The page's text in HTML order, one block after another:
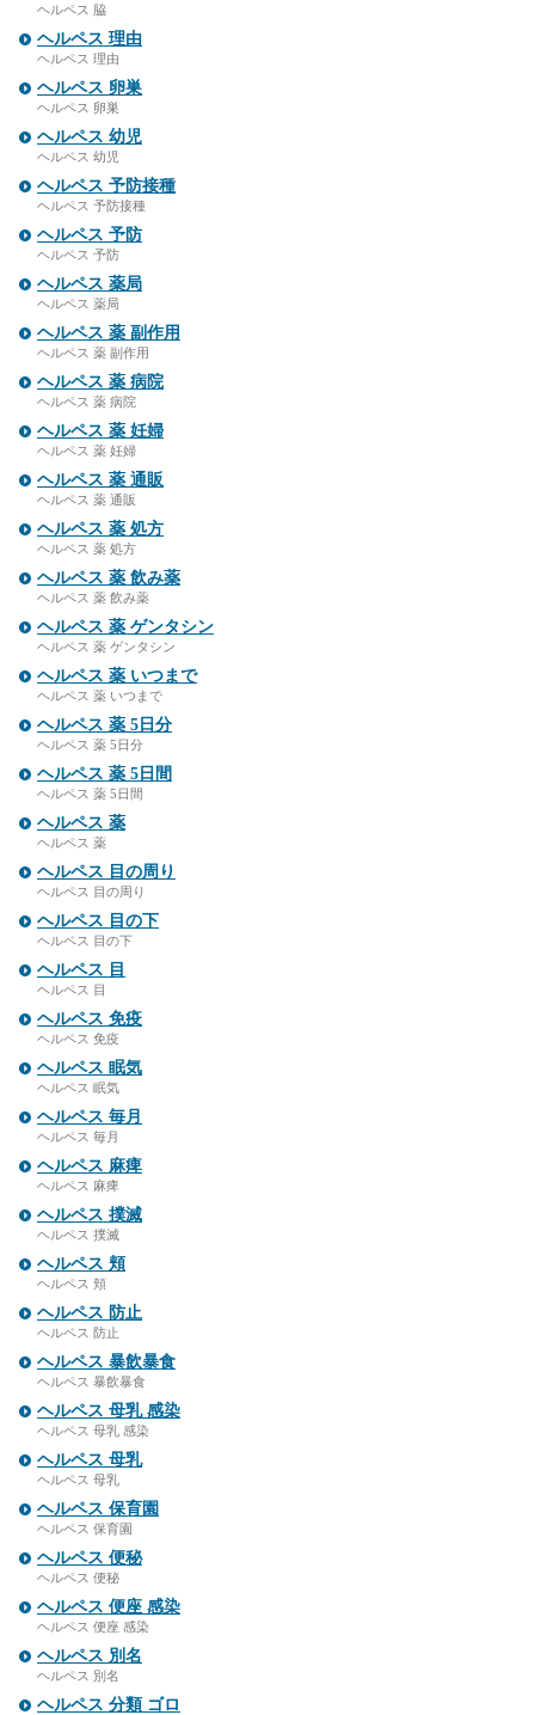
ヘルペス 脇
ヘルペス 理由
ヘルペス 理由
ヘルペス 卵巣
ヘルペス 卵巣
ヘルペス 幼児
ヘルペス 幼児
ヘルペス 予防接種
ヘルペス 予防接種
ヘルペス 予防
ヘルペス 予防
ヘルペス 薬局
ヘルペス 薬局
ヘルペス 薬 副作用
ヘルペス 薬 副作用
ヘルペス 薬 病院
ヘルペス 薬 病院
ヘルペス 薬 妊婦
ヘルペス 薬 妊婦
ヘルペス 薬 通販
ヘルペス 薬 通販
ヘルペス 薬 処方
ヘルペス 薬 処方
ヘルペス 薬 飲み薬
ヘルペス 薬 飲み薬
ヘルペス 薬 ゲンタシン
ヘルペス 薬 ゲンタシン
ヘルペス 薬 いつまで
ヘルペス 薬 いつまで
ヘルペス 薬 5日分
ヘルペス 薬 5日分
ヘルペス 薬 5日間
ヘルペス 薬 5日間
ヘルペス 薬
ヘルペス 薬
ヘルペス 目の周り
ヘルペス 目の周り
ヘルペス 目の下
ヘルペス 目の下
ヘルペス 目
ヘルペス 目
ヘルペス 免疫
ヘルペス 免疫
ヘルペス 眠気
ヘルペス 眠気
ヘルペス 毎月
ヘルペス 毎月
ヘルペス 麻痺
ヘルペス 麻痺
ヘルペス 撲滅
ヘルペス 撲滅
ヘルペス 頬
ヘルペス 頬
ヘルペス 防止
ヘルペス 防止
ヘルペス 暴飲暴食
ヘルペス 暴飲暴食
ヘルペス 母乳 感染
ヘルペス 母乳 感染
ヘルペス 母乳
ヘルペス 母乳
ヘルペス 保育園
ヘルペス 保育園
ヘルペス 便秘
ヘルペス 便秘
ヘルペス 便座 感染
ヘルペス 便座 感染
ヘルペス 別名
ヘルペス 別名
ヘルペス 分類 ゴロ